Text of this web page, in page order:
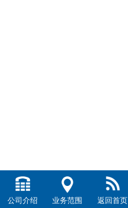
公司介绍 业务范围 返回首页